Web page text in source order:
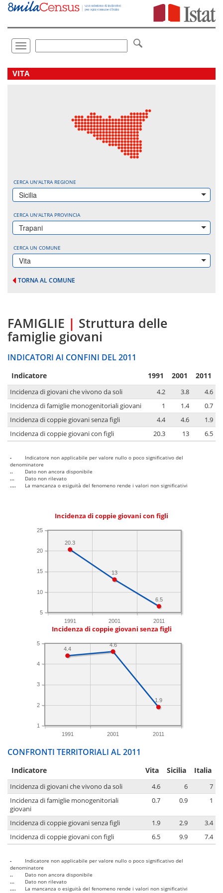
Vai
direttamente
Toggle
navigation
.
VITA
CERCA UN'ALTRA REGIONE
Sicilia
CERCA UN'ALTRA PROVINCIA
Trapani
CERCA UN COMUNE
Vita
TORNA AL COMUNE
FAMIGLIE | Struttura delle
famiglie giovani
INDICATORI AI CONFINI DEL 2011
Indicatore 1991 2001 2011
Incidenza di giovani che vivono da soli 4.2 3.8
4.6
Incidenza di famiglie monogenitoriali giovani
1 1.4
0.7
Incidenza di coppie giovani senza figli
4.4 4.6
1.9
Incidenza di coppie giovani con figli
20.3 13 6.5
-
Indicatore non applicabile per valore nullo o poco significativo del
denominatore
..
Dato non ancora disponibile
...
Dato non rilevato
....
La mancanza o esiguità del fenomeno rende i valori non significativi
Incidenza di coppie giovani con figli
1991 2001 2011
5
10
15
20
25
6.5
13
20.3
Incidenza di coppie giovani senza figli
1991 2001 2011
1
2
3
4
5
1.9
4.6
4.4
CONFRONTI TERRITORIALI AL 2011
Indicatore Vita Sicilia Italia
Incidenza di giovani che vivono da soli 4.6 6
7
Incidenza di famiglie monogenitoriali
giovani
0.7 0.9 1
Incidenza di coppie giovani senza figli 1.9 2.9
3.4
Incidenza di coppie giovani con figli
6.5 9.9 7.4
-
Indicatore non applicabile per valore nullo o poco significativo del
denominatore
..
Dato non ancora disponibile
...
Dato non rilevato
....
La mancanza o esiguità del fenomeno rende i valori non significativi